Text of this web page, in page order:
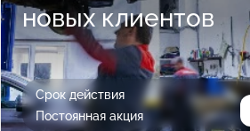
новых клиентов
Срок действия
Постоянная акция